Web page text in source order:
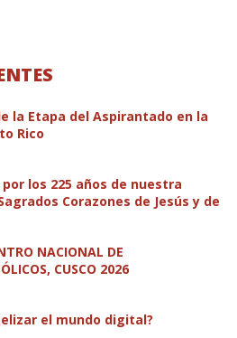
la Etapa del Aspirantado en la
Rico
por los 225 años de nuestra
Corazones de Jesús y de
NACIONAL DE
CUSCO 2026
el mundo digital?